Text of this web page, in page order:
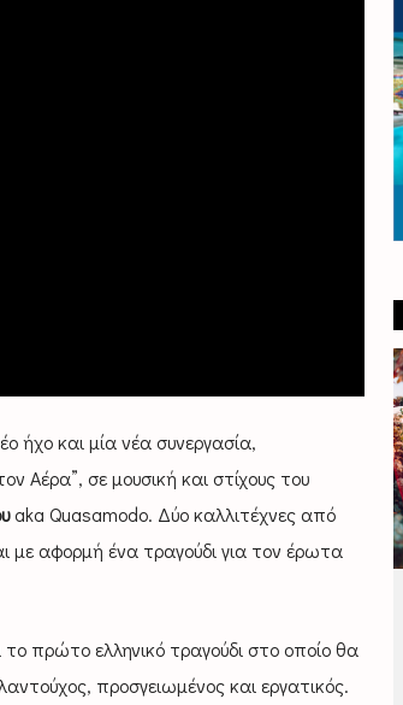
ήχο και μία νέα συνεργασία,
Αέρα”, σε μουσική και στίχους του
aka Quasamodo. Δύο καλλιτέχνες από
με αφορμή ένα τραγούδι για τον έρωτα
πρώτο ελληνικό τραγούδι στο οποίο θα
προσγειωμένος και εργατικός.